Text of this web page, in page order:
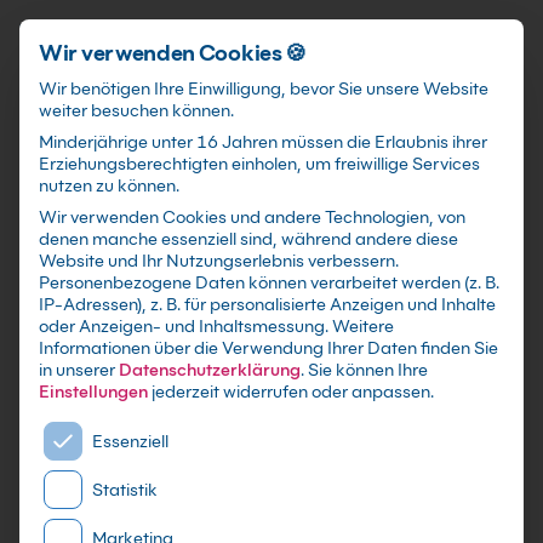
Förderungen training@kebel.de +49 231 5191986 Anmelden
Suchen
Zurück zum Seminar
Anfrage Firmenschulung
CouchDB Kurs für Administratoren
Schulungsdetails
Wir verwenden Cookies 🍪
Wir benötigen Ihre Einwilligung, bevor Sie unsere Website
weiter besuchen können.
Minderjährige unter 16 Jahren müssen die Erlaubnis ihrer
Erziehungsberechtigten einholen, um freiwillige Services
nutzen zu können.
Wir verwenden Cookies und andere Technologien, von
denen manche essenziell sind, während andere diese
Website und Ihr Nutzungserlebnis verbessern.
Personenbezogene Daten können verarbeitet werden (z. B.
IP-Adressen), z. B. für personalisierte Anzeigen und Inhalte
oder Anzeigen- und Inhaltsmessung.Weitere
Informationen über die Verwendung Ihrer Daten finden Sie
in unserer Datenschutzerklärung.Sie können Ihre
Einstellungen jederzeit widerrufen oder anpassen.
Es folgt eine Liste der Service-Gruppen, für die eine
Essenziell
Statistik
Marketing